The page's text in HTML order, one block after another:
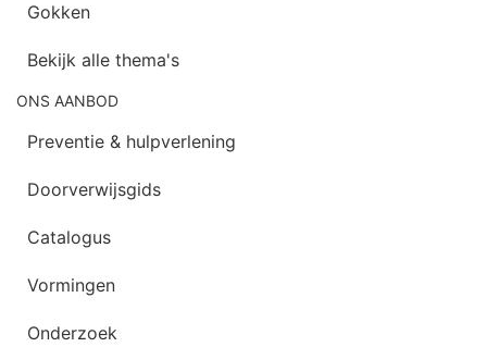
Gokken
Bekijk alle thema's
ONS AANBOD
Preventie & hulpverlening
Doorverwijsgids
Catalogus
Vormingen
Onderzoek